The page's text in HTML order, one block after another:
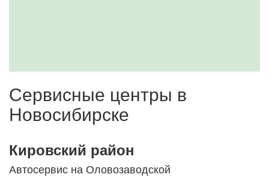
Сервисные центры в
Новосибирске
Кировский район
Автосервис на Оловозаводской